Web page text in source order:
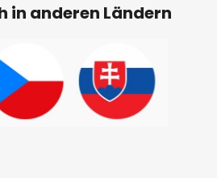
in anderen Ländern